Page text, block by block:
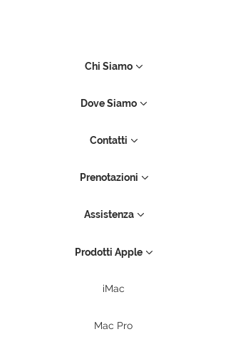
Chi Siamo
Dove Siamo
Contatti
Prenotazioni
Assistenza
Prodotti Apple
iMac
Mac Pro